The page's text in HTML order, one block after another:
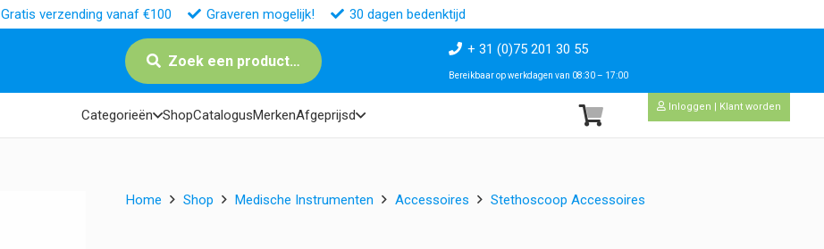
Gratis verzending vanaf €100 Graveren mogelijk! 30 dagen bedenktijd
Zoek een product…
+ 31 (0)75 201 30 55
Bereikbaar op werkdagen van 08:30 – 17:00
Categorieën ShopCatalogusMerkenAfgeprijsd
Inloggen | Klant worden
Home Shop Medische Instrumenten Accessoires Stethoscoop Accessoires